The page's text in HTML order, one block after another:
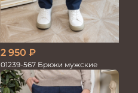
2 950 ₽
01239-567 Брюки мужские